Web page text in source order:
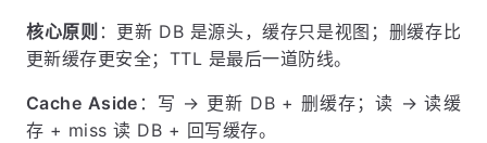
核心原则 ：更新 DB 是源头，缓存只是视图；删缓存比
更新缓存更安全；TTL 是最后一道防线。
Cache Aside ：写 → 更新 DB + 删缓存；读 → 读缓
存 + miss 读 DB + 回写缓存。